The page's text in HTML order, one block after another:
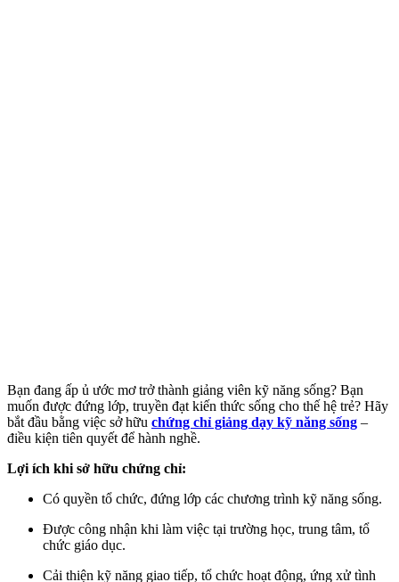
Bạn đang ấp ủ ước mơ trở thành giảng viên kỹ năng sống? Bạn
muốn được đứng lớp, truyền đạt kiến thức sống cho thế hệ trẻ? Hãy
bắt đầu bằng việc sở hữu chứng chỉ giảng dạy kỹ năng sống –
điều kiện tiên quyết để hành nghề.
Lợi ích khi sở hữu chứng chỉ:
Có quyền tổ chức, đứng lớp các chương trình kỹ năng sống.
Được công nhận khi làm việc tại trường học, trung tâm, tổ
chức giáo dục.
Cải thiện kỹ năng giao tiếp, tổ chức hoạt động, ứng xử tình